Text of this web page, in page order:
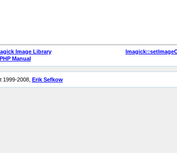
Image Library
PHP Manual
1999-2008, Erik Sefkow